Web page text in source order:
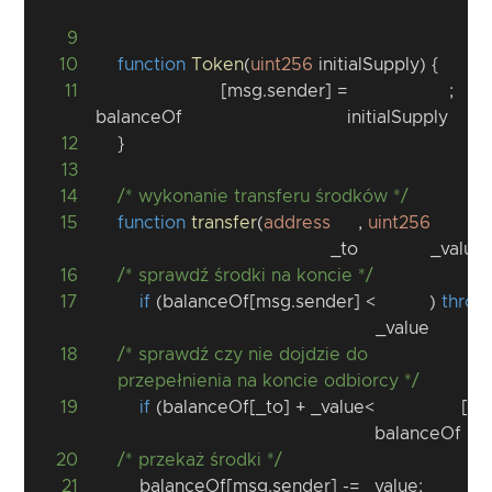
9
10
function Token(uint256 initialSupply) {
11
balanceOf
[msg.sender] =
initialSupply
;
12
}
13
14
/* wykonanie transferu środków */
15
function transfer(address
_to
, uint256
_value
16
/* sprawdź środki na koncie */
17
if (balanceOf [msg.sender] <
_value
) throw
18
/* sprawdź czy nie dojdzie do
przepełnienia na koncie odbiorcy */
19
if (balanceOf [ _to] + _value
<
balanceOf
[
20
/* przekaż środki */
21
        balanceOf
[msg.sender] -= _value;